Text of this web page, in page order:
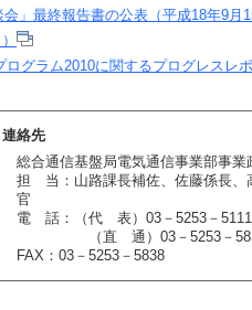
」最終報告書の公表（平成18年9月
グラム2010に関するプログレスレ
連絡先
総合通信基盤局電気通信事業部事業
担 当：山路課長補佐、佐藤係長、
官
電 話：（代 表）03－5253－5111
（直 通）03－5253－
FAX：03－5253－5838